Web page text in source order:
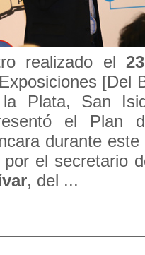
realizado el
[Del
Plata, San
el Plan
durante
el secretario
, del ...